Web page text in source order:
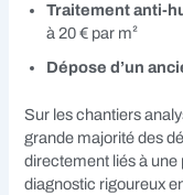
Traitement anti-
à 20 € par m²
Dépose d’un
Sur les chantiers
grande majorité des
directement liés à
diagnostic rigoureux